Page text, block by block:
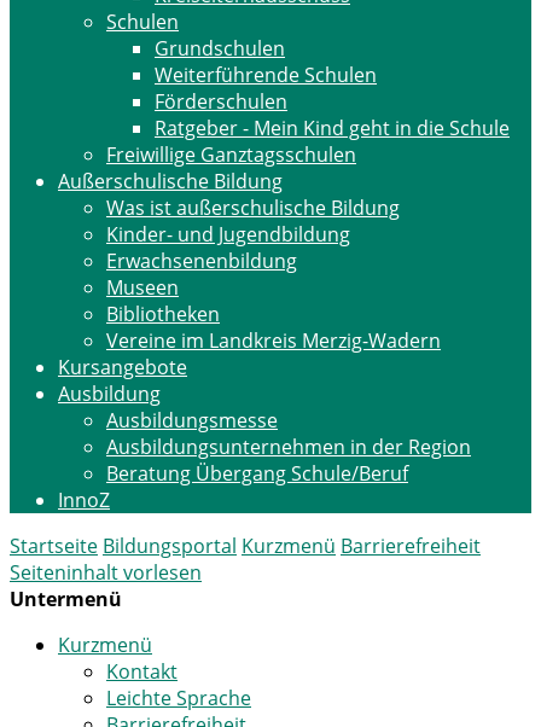
Schulen
Grundschulen
Weiterführende Schulen
Förderschulen
Ratgeber - Mein Kind geht in die Schule
Freiwillige Ganztagsschulen
Außerschulische Bildung
Was ist außerschulische Bildung
Kinder- und Jugendbildung
Erwachsenenbildung
Museen
Bibliotheken
Vereine im Landkreis Merzig-Wadern
Kursangebote
Ausbildung
Ausbildungsmesse
Ausbildungsunternehmen in der Region
Beratung Übergang Schule/Beruf
InnoZ
Startseite Bildungsportal Kurzmenü Barrierefreiheit
Seiteninhalt vorlesen
Untermenü
Kurzmenü
Kontakt
Leichte Sprache